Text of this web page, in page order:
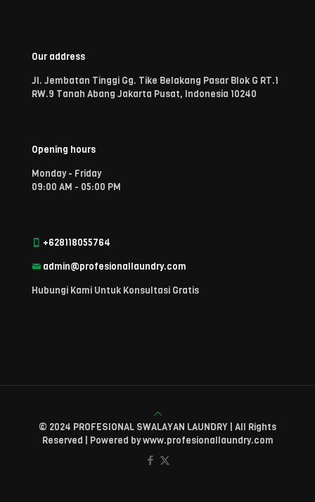
Our address
Jl. Jembatan Tinggi Gg. Tike Belakang Pasar Blok G RT.1
RW.9 Tanah Abang Jakarta Pusat, Indonesia 10240
Opening hours
Monday - Friday
09:00 AM - 05:00 PM
+628118055764
admin@profesionallaundry.com
Hubungi Kami Untuk Konsultasi Gratis
© 2024 PROFESIONAL SWALAYAN LAUNDRY | All Rights
Reserved | Powered by www.profesionallaundry.com